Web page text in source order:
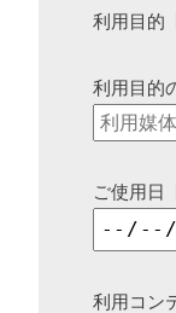
利用目的
利用目的
ご使用日
利用コン